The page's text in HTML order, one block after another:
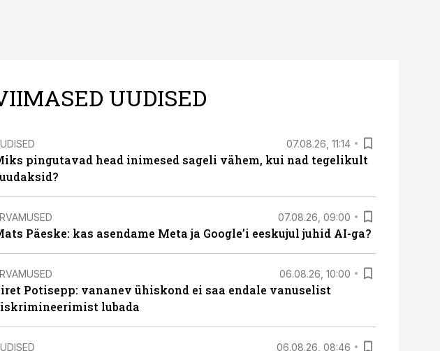
UUDISED
07.08.26, 11:14
pingutavad head inimesed sageli vähem, kui nad tegelikult
07.08.26, 09:00
Päeske: kas asendame Meta ja Google’i eeskujul juhid AI-ga?
06.08.26, 10:00
Potisepp: vananev ühiskond ei saa endale vanuselist
lubada
06.08.26, 08:46